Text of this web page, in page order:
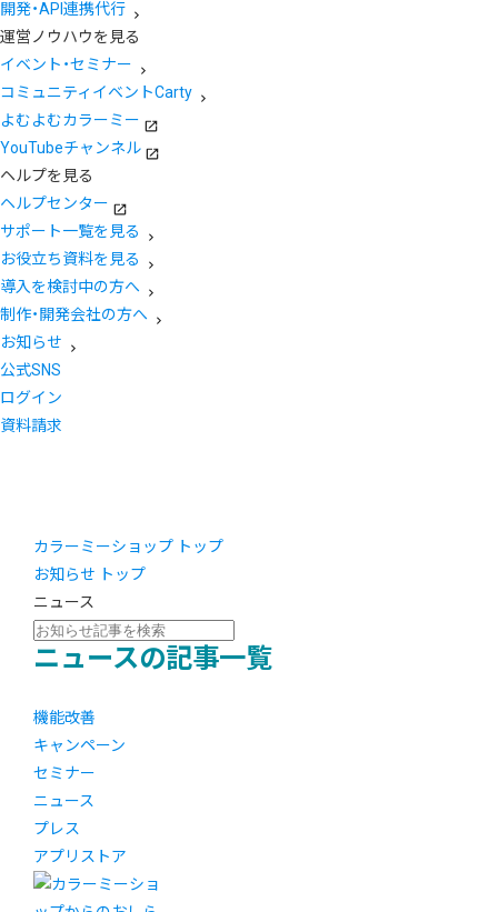
開発・API連携代行
運営ノウハウを見る
イベント・セミナー
コミュニティイベントCarty
よむよむカラーミー
YouTubeチャンネル
ヘルプを見る
ヘルプセンター
サポート一覧を見る
お役立ち資料を見る
導入を検討中の方へ
制作・開発会社の方へ
お知らせ
公式SNS
ログイン
資料請求
カラーミーショップ トップ
お知らせ トップ
ニュース
ニュースの記事一覧
機能改善
キャンペーン
セミナー
ニュース
プレス
アプリストア